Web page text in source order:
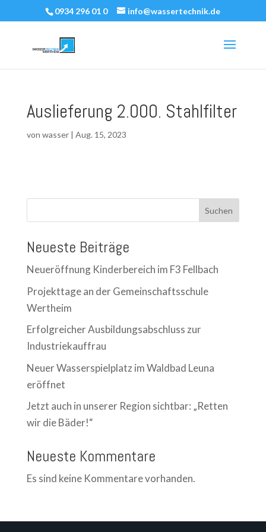
0934 296 01 0 info@wassertechnik.de
Auslieferung 2.000. Stahlfilter
von wasser| Aug. 15, 2023
Suchen
Neueste Beiträge
Neueröffnung Kinderbereich im F3 Fellbach
Projekttage an der Gemeinschaftsschule
Wertheim
Erfolgreicher Ausbildungsabschluss zur
Industriekauffrau
Neuer Wasserspielplatz im Waldbad Leuna
eröffnet
Jetzt auch in unserer Region sichtbar: „Retten
wir die Bäder!“
Neueste Kommentare
Es sind keine Kommentare vorhanden.